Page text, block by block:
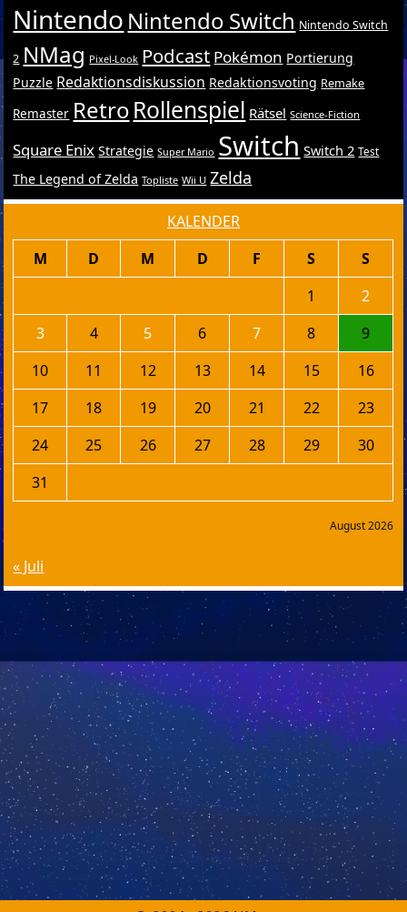
Nintendo Nintendo Switch Nintendo Switch
2 NMag Pixel-Look Podcast Pokémon Portierung
Puzzle Redaktionsdiskussion Redaktionsvoting Remake
Remaster RetroRollenspiel Rätsel Science-Fiction
Square Enix Strategie Super Mario Switch Switch 2 Test
The Legend of Zelda Topliste Wii U Zelda
KALENDER
August 2026
M D M D F S
S
1
2
3
4 5 6 7 8
9
10
11 12 13 14 15
16
17
18 19 20 21 22
23
24
25 26 27 28 29
30
31
« Juli